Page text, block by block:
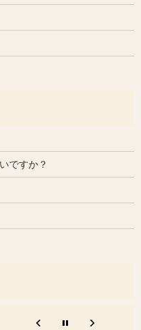
ですか？